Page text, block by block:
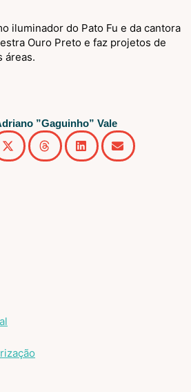
iluminador do Pato Fu e da cantora
Ouro Preto e faz projetos de
áreas.
”Gaguinho” Vale